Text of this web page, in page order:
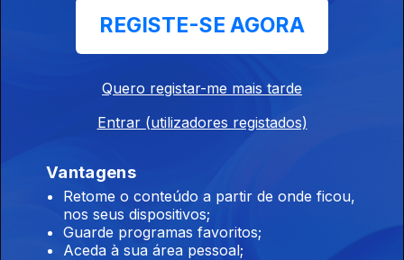
7h 7 mortos num tiroteio numa escola da
Tailândia
duradouras
07 ago. 2026
REGISTE-SE AGORA
Quero registar-me mais tarde
Entrar (utilizadores registados)
Vantagens
Retome o conteúdo a partir de onde ficou,
nos seus dispositivos;
Guarde programas favoritos;
Aceda à sua área pessoal;